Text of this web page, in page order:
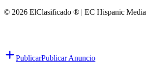
© 2026 ElClasificado ® | EC Hispanic Media
PublicarPublicar Anuncio